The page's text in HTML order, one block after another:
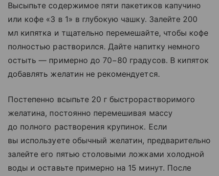
Высыпьте содержимое пяти пакетиков капучино
или кофе «3 в 1» в глубокую чашку. Залейте 200
мл кипятка и тщательно перемешайте, чтобы кофе
полностью растворился. Дайте напитку немного
остыть — примерно до 70−80 градусов. В кипяток
добавлять желатин не рекомендуется.
Постепенно всыпьте 20 г быстрорастворимого
желатина, постоянно перемешивая массу
до полного растворения крупинок. Если
вы используете обычный желатин, предварительно
залейте его пятью столовыми ложками холодной
воды и оставьте примерно на 15 минут. После